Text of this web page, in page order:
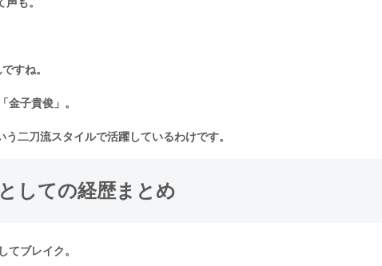
すね。
金子貴俊」。
二刀流スタイルで活躍しているわけです。
しての経歴まとめ
てブレイク。